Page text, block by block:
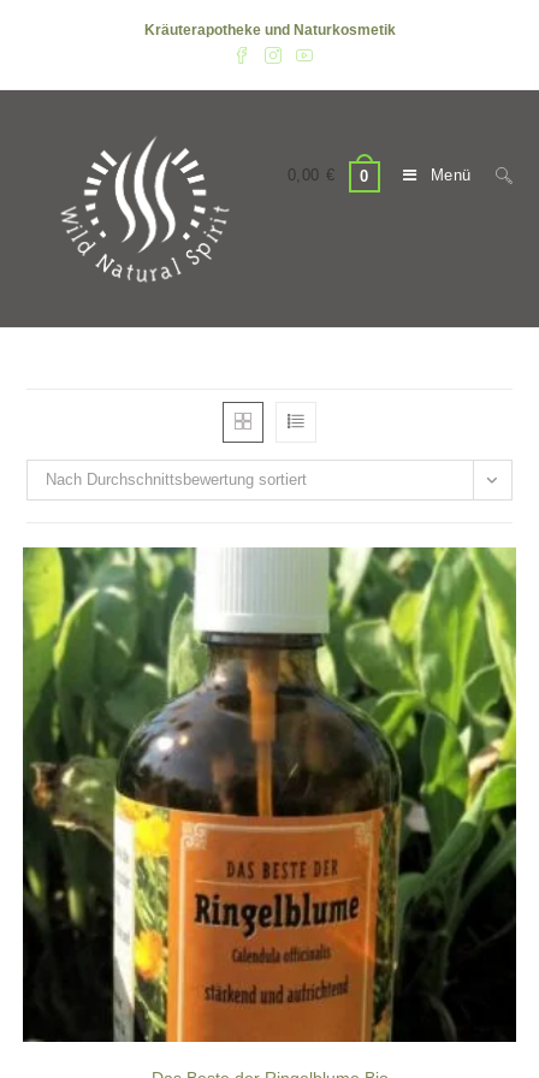
Kräuterapotheke und Naturkosmetik
0,00 € 0 Menü
Nach Durchschnittsbewertung sortiert